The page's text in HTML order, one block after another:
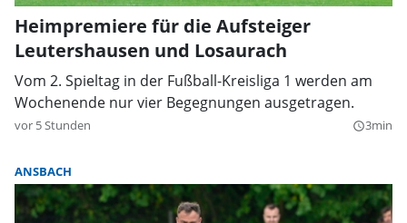
Heimpremiere für die Aufsteiger
Leutershausen und Losaurach
Vom 2. Spieltag in der Fußball-Kreisliga 1 werden am
Wochenende nur vier Begegnungen ausgetragen.
vor 5 Stunden query_builder3min
ANSBACH